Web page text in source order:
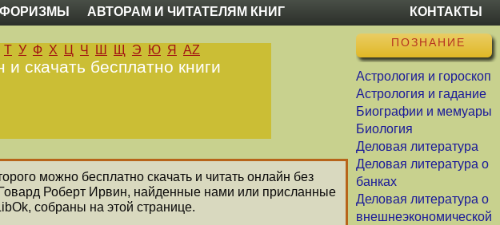
АВТОРАМ И ЧИТАТЕЛЯМ КНИГ КОНТАКТЫ
ПОЗНАНИЕ
Астрология и гороскоп
Астрология и гадание
Биографии и мемуары
Биология
Деловая литература
Деловая литература о
банках
Деловая литература о
внешнеэкономической
Т У Ф Х Ц Ч Ш Щ Э Ю Я AZ
скачать бесплатно книги
можно бесплатно скачать и читать онлайн без
Роберт Ирвин, найденные нами или присланные
собраны на этой странице.